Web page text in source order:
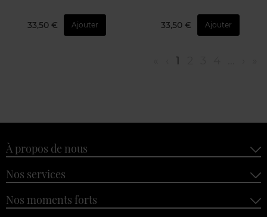
33,50 € Ajouter 33,50 € Ajouter
1
À propos de nous
Nos services
Nos moments forts